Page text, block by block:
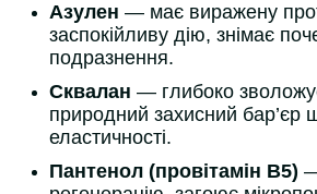
Азулен — має виражену
заспокійливу дію, знімає
подразнення.
Сквалан — глибоко
природний захисний бар’єр
еластичності.
Пантенол (провітамін B5)